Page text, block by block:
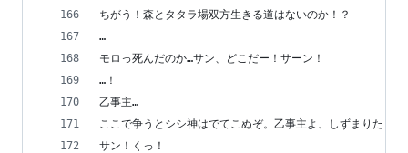
ちがう！森とタタラ場双方生きる道はないのか！？
…
モロっ死んだのか…サン、どこだー！サーン！
…！
乙事主…
ここで争うとシシ神はでてこぬぞ。乙事主よ、しずまりたま
サン！くっ！